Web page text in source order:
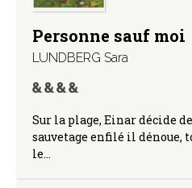
Personne sauf moi
LUNDBERG Sara
Sur la plage, Einar décide
sauvetage enfilé il dénoue,
le…